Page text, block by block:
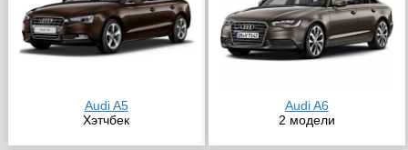
Audi A5
Хэтчбек
Audi A6
2 модели